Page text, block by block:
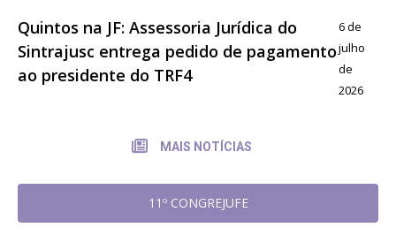
Quintos na JF: Assessoria Jurídica do
Sintrajusc entrega pedido de pagamento
ao presidente do TRF4
6 de
julho
de
2026
MAIS NOTÍCIAS
11º CONGREJUFE